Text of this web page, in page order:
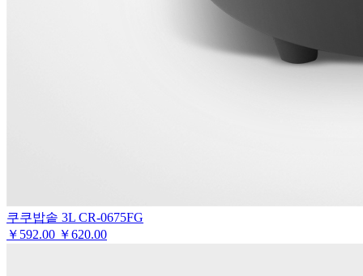
쿠쿠밥솥 3L CR-0675FG
￥ 592.00 ￥620.00